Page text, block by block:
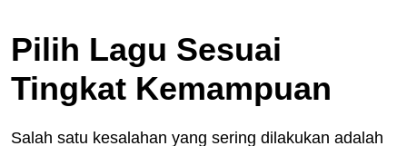
Pilih Lagu Sesuai
Tingkat Kemampuan
Salah satu kesalahan yang sering dilakukan adalah